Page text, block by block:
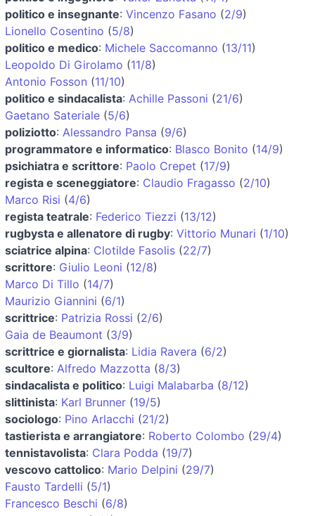
politico e insegnante: Vincenzo Fasano (2/9)
Lionello Cosentino (5/8)
politico e medico: Michele Saccomanno (13/11)
Leopoldo Di Girolamo (11/8)
Antonio Fosson (11/10)
politico e sindacalista: Achille Passoni (21/6)
Gaetano Sateriale (5/6)
poliziotto: Alessandro Pansa (9/6)
programmatore e informatico: Blasco Bonito (14/9)
psichiatra e scrittore: Paolo Crepet (17/9)
regista e sceneggiatore: Claudio Fragasso (2/10)
Marco Risi (4/6)
regista teatrale: Federico Tiezzi (13/12)
rugbysta e allenatore di rugby: Vittorio Munari (1/10)
sciatrice alpina: Clotilde Fasolis (22/7)
scrittore: Giulio Leoni (12/8)
Marco Di Tillo (14/7)
Maurizio Giannini (6/1)
scrittrice: Patrizia Rossi (2/6)
Gaia de Beaumont (3/9)
scrittrice e giornalista: Lidia Ravera (6/2)
scultore: Alfredo Mazzotta (8/3)
sindacalista e politico: Luigi Malabarba (8/12)
slittinista: Karl Brunner (19/5)
sociologo: Pino Arlacchi (21/2)
tastierista e arrangiatore: Roberto Colombo (29/4)
tennistavolista: Clara Podda (19/7)
vescovo cattolico: Mario Delpini (29/7)
Fausto Tardelli (5/1)
Francesco Beschi (6/8)